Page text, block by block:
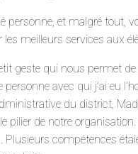
personne, et malgré
les meilleurs services aux
geste qui nous permet
avec qui j’ai eu
du district,
pilier de notre
Plusieurs compétences